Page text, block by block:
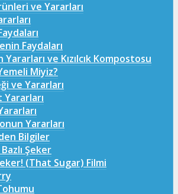
ve Yararları
Faydaları
Yararları ve Kızılcık Kompostosu
Miyiz?
ve Yararları
Yararları
Bilgiler
Şeker
(That Sugar) Filmi